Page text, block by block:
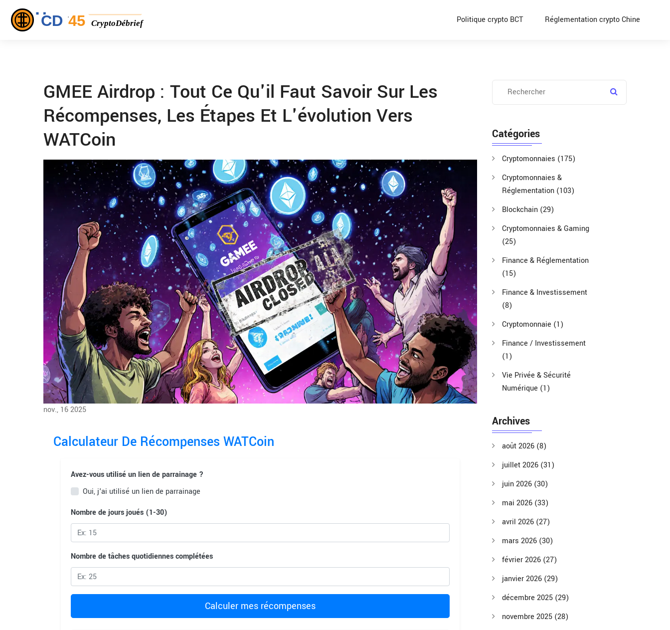
Politique crypto BCT Réglementation crypto Chine
GMEE Airdrop : Tout Ce Qu'il Faut Savoir Sur Les
Récompenses, Les Étapes Et L'évolution Vers
WATCoin
nov., 16 2025
Calculateur De Récompenses WATCoin
Avez-vous utilisé un lien de parrainage ?
Oui, j'ai utilisé un lien de parrainage
Nombre de jours joués (1-30)
Nombre de tâches quotidiennes complétées
Calculer mes récompenses
Catégories
Cryptomonnaies (175)
Cryptomonnaies &
Réglementation (103)
Blockchain (29)
Cryptomonnaies & Gaming
(25)
Finance & Réglementation
(15)
Finance & Investissement
(8)
Cryptomonnaie (1)
Finance / Investissement
(1)
Vie Privée & Sécurité
Numérique (1)
Archives
août 2026 (8)
juillet 2026 (31)
juin 2026 (30)
mai 2026 (33)
avril 2026 (27)
mars 2026 (30)
février 2026 (27)
janvier 2026 (29)
décembre 2025 (29)
novembre 2025 (28)